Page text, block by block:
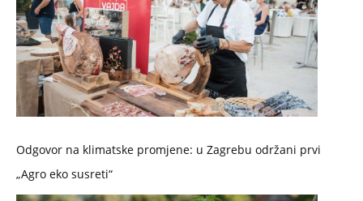
Odgovor na klimatske promjene: u Zagrebu održani prvi
„Agro eko susreti“